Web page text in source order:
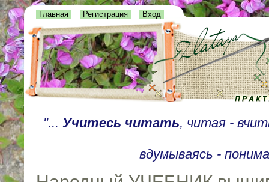
Главная Регистрация Вход
"... Учитесь читать, читая -
вдумываясь -